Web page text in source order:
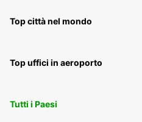
Top città nel mondo
Top uffici in aeroporto
Tutti i Paesi